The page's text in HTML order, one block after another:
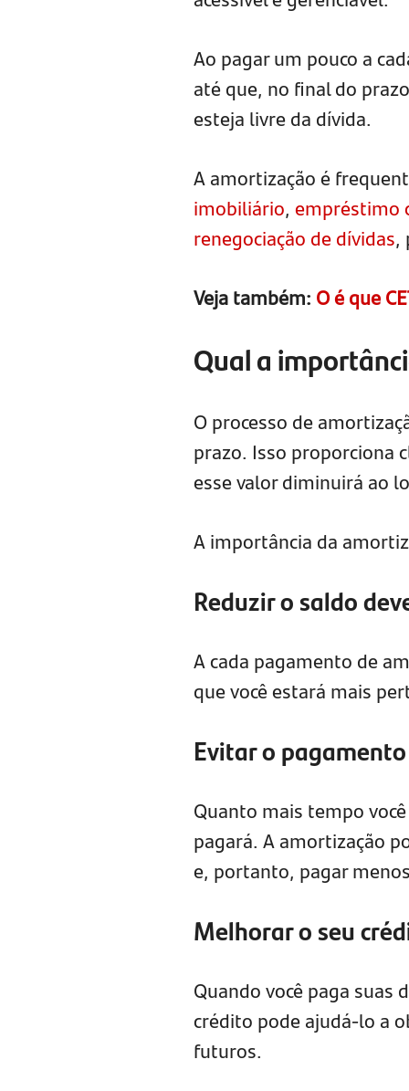
Ao pagar um pouco a
até que, no final do
esteja livre da dívida.
A amortização é
imobiliário, empréstimo
renegociação de dívidas,
Veja também: O é que
Qual a
O processo de
prazo. Isso proporciona
esse valor diminuirá ao
A importância da
Reduzir o saldo
A cada pagamento de
que você estará mais
Evitar o
Quanto mais tempo
pagará. A amortização
e, portanto, pagar
Melhorar o seu
Quando você paga
crédito pode ajudá-lo a
futuros.